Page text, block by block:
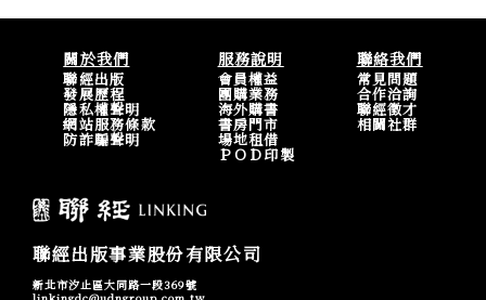
關於我們
聯經出版
發展歷程
隱私權聲明
網站服務條款
防詐騙聲明
服務說明
會員權益
團購業務
海外購書
書房門市
場地租借
ＰＯＤ印製
聯絡我們
常見問題
合作洽詢
聯經徵才
相關社群
聯經出版事業股份有限公司
新北市汐止區大同路一段369號